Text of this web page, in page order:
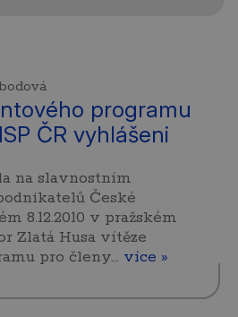
programu
ČR vyhlášeni
na slavnostním
České
8.12.2010 v pražském
Zlatá Husa vítěze
pro členy… více »